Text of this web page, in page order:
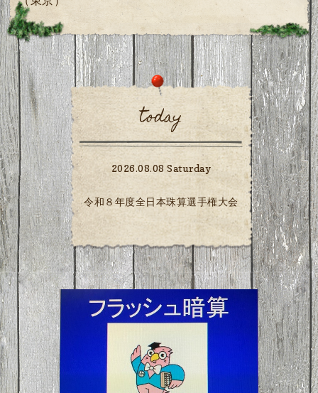
today
2026.08.08 Saturday
令和８年度全日本珠算選手権大会